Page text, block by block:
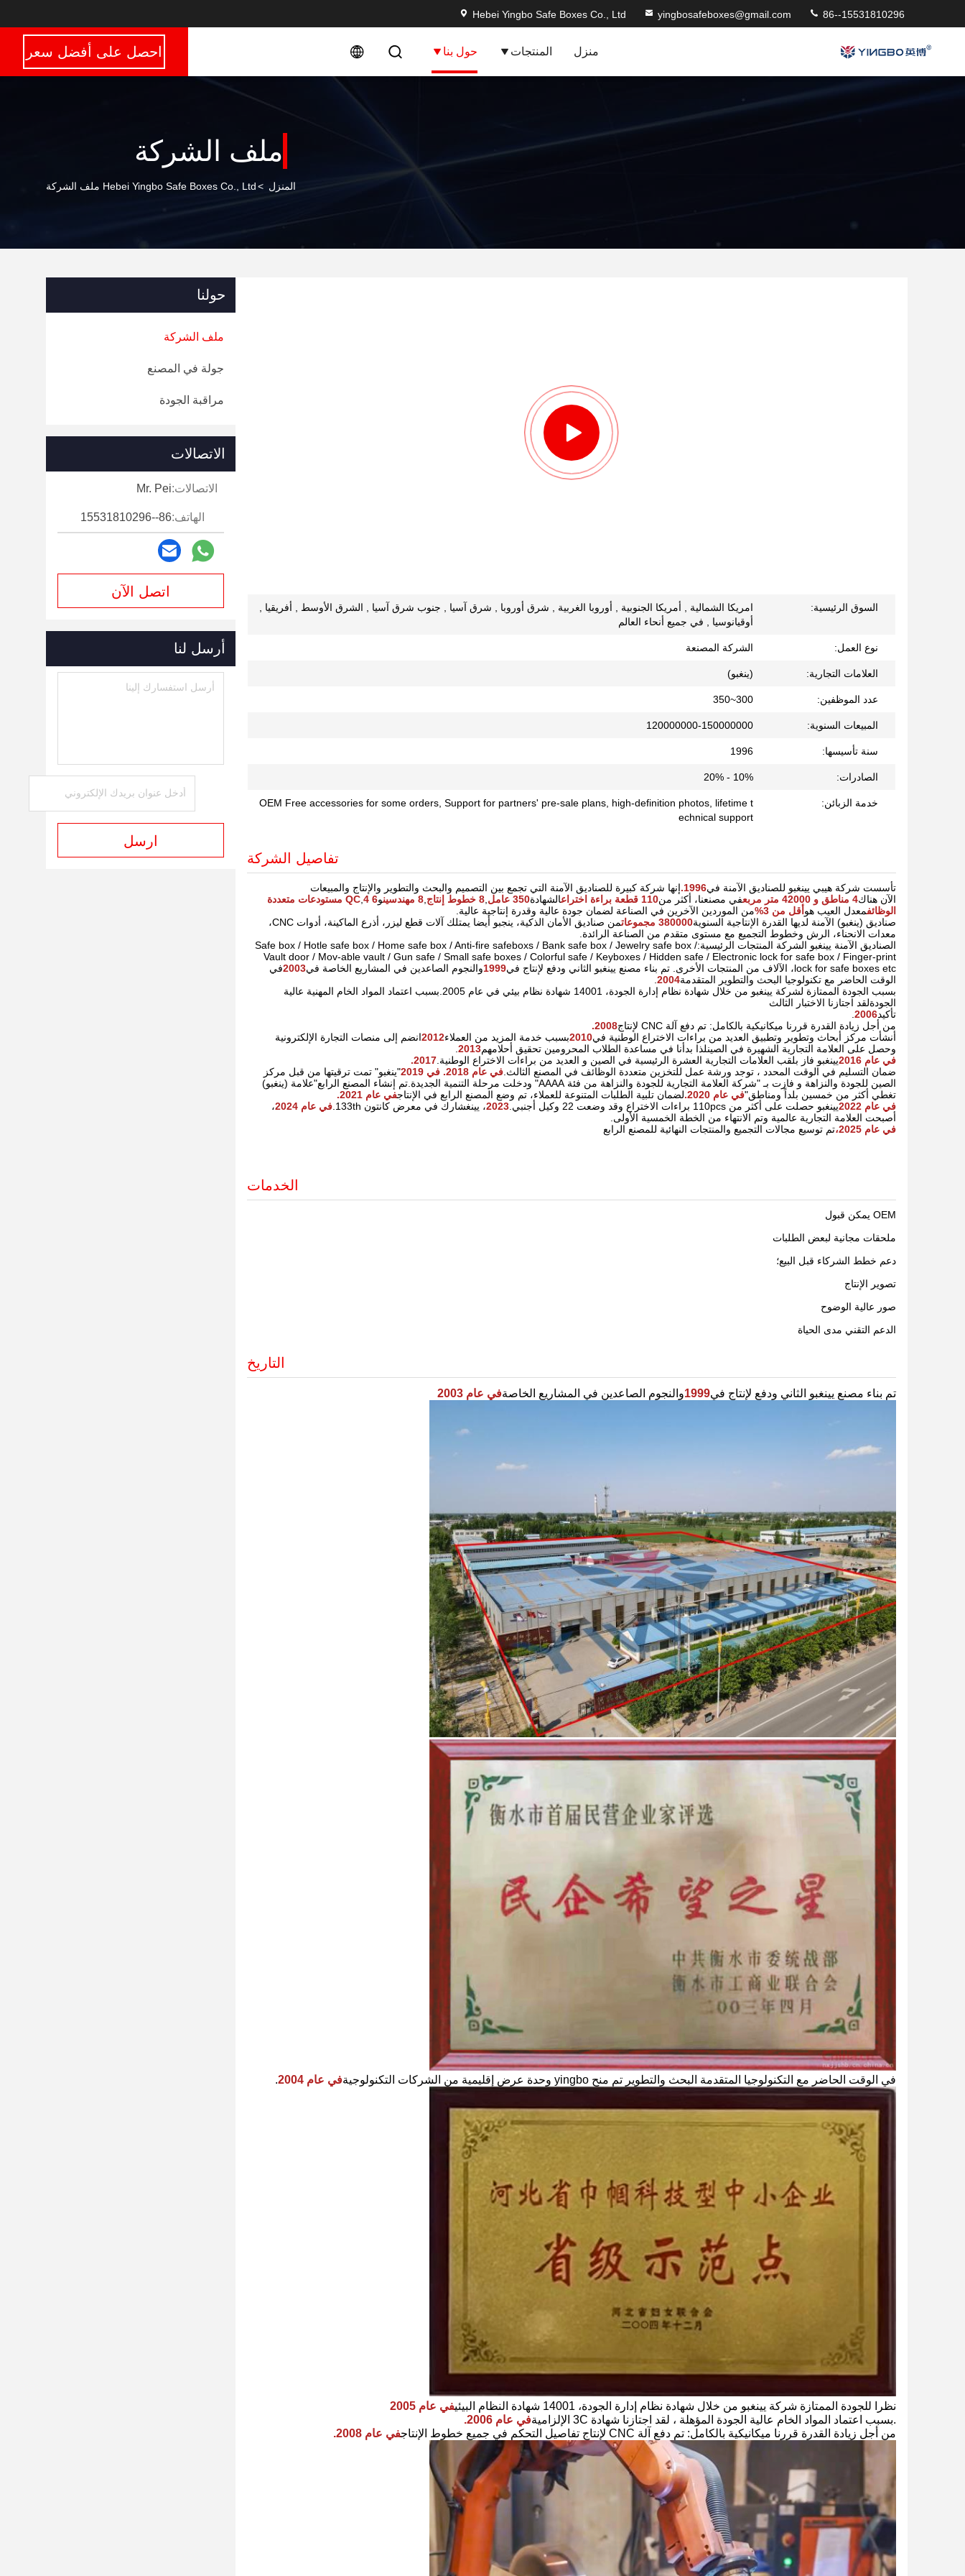
Hebei Yingbo Safe Boxes Co., Ltd yingbosafeboxes@gmail.com 86--15531810296
منزل المنتجات حول بنا احصل على أفضل سعر
ملف الشركة
المنزل >Hebei Yingbo Safe Boxes Co., Ltd ملف الشركة
السوق الرئيسية:
امريكا الشمالية , أمريكا الجنوبية , أوروبا الغربية , شرق أوروبا , شرق آسيا , جنوب شرق آسيا , الشرق الأوسط , أفريقيا ,
أوقيانوسيا , في جميع أنحاء العالم
نوع العمل: الشركة المصنعة
العلامات التجارية: (ينغبو)
عدد الموظفين: 300~350
المبيعات السنوية: 120000000-150000000
سنة تأسيسها: 1996
الصادرات: 10% - 20%
خدمة الزبائن:
OEM Free accessories for some orders, Support for partners' pre-sale plans, high-definition photos, lifetime t
echnical support
تفاصيل الشركة
تأسست شركة هيبي يينغبو للصناديق الآمنة في1996. إنها شركة كبيرة للصناديق الآمنة التي تجمع بين التصميم والبحث والتطوير والإنتاج والمبيعات
الآن هناك4 مناطق و 42000 متر مربع في مصنعنا، أكثر من110 قطعة براءة اختراع الشهادة350 عامل 8 خطوط إنتاج 8 مهندسين و6 QC
4 مستودعات متعددة
الوظائفمعدل العيب هو أقل من 3%
من الموردين الآخرين في الصناعة لضمان جودة عالية وقدرة إنتاجية عالية.
صناديق (ينغبو) الآمنة لديها القدرة الإنتاجية السنوية380000 مجموعات
من صناديق الأمان الذكية، ينجبو أيضا يمتلك آلات قطع ليزر، أذرع الماكينة، أدوات CNC،
معدات الانحناء، الرش وخطوط التجميع مع مستوى متقدم من الصناعة الرائدة.
الصناديق الآمنة يينغبو الشركة المنتجات الرئيسية:Safe box / Hotle safe box / Home safe box / Anti-fire safeboxs / Bank safe box / Jewelry safe box /
Vault door / Mov-able vault / Gun safe / Small safe boxes / Colorful safe / Keyboxes / Hidden safe / Electronic lock for safe box / Finger-print
lock for safe boxes etc، الآلاف من المنتجات الأخرى. تم بناء مصنع يينغبو الثاني ودفع لإنتاج في
1999 والنجوم الصاعدين في المشاريع الخاصة في2003في
الوقت الحاضر مع تكنولوجيا البحث والتطوير المتقدمة2004
بسبب الجودة الممتازة لشركة يينغبو من خلال شهادة نظام إدارة الجودة، 14001 شهادة نظام بيئي في عام 2005.بسبب اعتماد المواد الخام المهنية عالية
الجودةلقد اجتازنا الاختبار الثالث
تأكيد2006
من أجل زيادة القدرة قررنا ميكانيكية بالكامل: تم دفع آلة CNC لإنتاج
2008.
أنشأت مركز أبحاث وتطوير وتطبيق العديد من براءات الاختراع الوطنية في2010بسبب خدمة المزيد من العملاء2012انضم إلى منصات التجارة الإلكترونية
وحصل على العلامة التجارية الشهيرة في الصينلذا بدأنا في مساعدة الطلاب المحرومين تحقيق أحلامهم2013
في عام 2016
يينغبو فاز بلقب العلامات التجارية العشرة الرئيسية في الصين و العديد من براءات الاختراع الوطنية. 2017.
ضمان التسليم في الوقت المحدد ، توجد ورشة عمل للتخزين متعددة الوظائف في المصنع الثالث. في عام 2018. في 201 9
"ينغبو" تمت ترقيتها من قبل مركز
الصين للجودة والنزاهة و فازت بـ "شركة العلامة التجارية للجودة والنزاهة من فئة AAAA" ودخلت مرحلة التنمية الجديدة.تم إنشاء المصنع الرابع"علامة (ينغبو)
تغطي أكثر من خمسين بلداً ومناطق"في عام 2020. لضمان تلبية الطلبات المتنوعة للعملاء، تم وضع المصنع الرابع في الإنتاجفي عام 2021.
في عام 2022
يينغبو حصلت على أكثر من 110pcs براءات الاختراع وقد وضعت 22 وكيل أجنبي. 2023، يينغشارك في معرض كانتون 133th. في عام 2024
،
أصبحت العلامة التجارية عالمية وتم الانتهاء من الخطة الخمسية الأولى.
في عام 2025،
تم توسيع مجالات التجميع والمنتجات النهائية للمصنع الرابع
الخدمات
OEM يمكن قبول
ملحقات مجانية لبعض الطلبات
دعم خطط الشركاء قبل البيع؛
تصوير الإنتاج
صور عالية الوضوح
الدعم التقني مدى الحياة
التاريخ
تم بناء مصنع يينغبو الثاني ودفع لإنتاج في1999والنجوم الصاعدين في المشاريع الخاصةفي عام 2003
في الوقت الحاضر مع التكنولوجيا المتقدمة البحث والتطوير تم منح yingbo وحدة عرض إقليمية من الشركات التكنولوجية في عام 2004 .
نظرا للجودة الممتازة شركة يينغبو من خلال شهادة نظام إدارة الجودة، 14001 شهادة النظام البيئي
في عام 2005
.بسبب اعتماد المواد الخام عالية الجودة المؤهلة ، لقد اجتازنا شهادة 3C الإلزامية
في عام 2006.
من أجل زيادة القدرة قررنا ميكانيكية بالكامل: تم دفع آلة CNC لإنتاج تفاصيل التحكم في جميع خطوط الإنتاج
في عام 2008.
حولنا
ملف الشركة
جولة في المصنع
مراقبة الجودة
الاتصالات
الاتصالات:Mr. Pei
الهاتف:86--15531810296
اتصل الآن
أرسل لنا
ارسل